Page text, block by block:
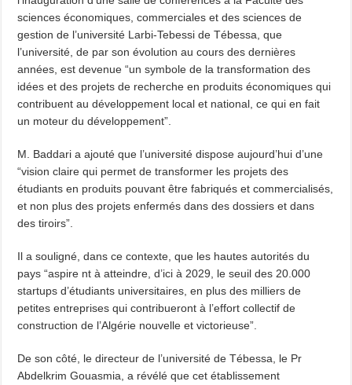
sciences économiques, commerciales et des sciences de
gestion de l’université Larbi-Tebessi de Tébessa, que
l’université, de par son évolution au cours des dernières
années, est devenue “un symbole de la transformation des
idées et des projets de recherche en produits économiques qui
contribuent au développement local et national, ce qui en fait
un moteur du développement”.
M. Baddari a ajouté que l’université dispose aujourd’hui d’une
“vision claire qui permet de transformer les projets des
étudiants en produits pouvant être fabriqués et commercialisés,
et non plus des projets enfermés dans des dossiers et dans
des tiroirs”.
Il a souligné, dans ce contexte, que les hautes autorités du
pays “aspire nt à atteindre, d’ici à 2029, le seuil des 20.000
startups d’étudiants universitaires, en plus des milliers de
petites entreprises qui contribueront à l’effort collectif de
construction de l’Algérie nouvelle et victorieuse”.
De son côté, le directeur de l’université de Tébessa, le Pr
Abdelkrim Gouasmia, a révélé que cet établissement